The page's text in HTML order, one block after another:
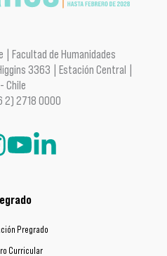
| Facultad de Humanidades
3363 | Estación Central |
Chile
2) 2718 0000
Pregrado
Curricular